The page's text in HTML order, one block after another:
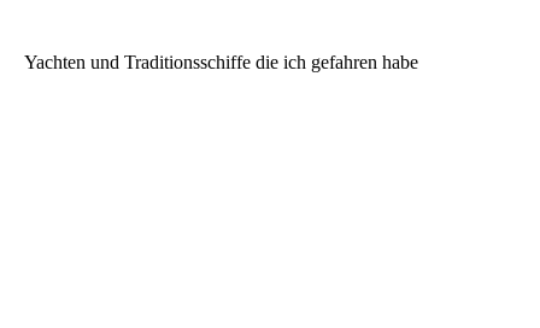
Yachten und Traditionsschiffe die ich gefahren habe